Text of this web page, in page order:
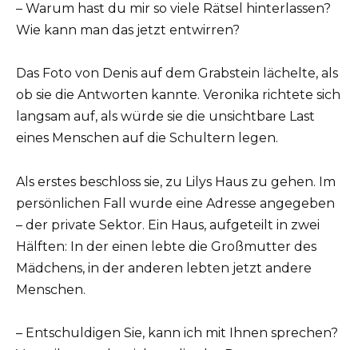
– Warum hast du mir so viele Rätsel hinterlassen?
Wie kann man das jetzt entwirren?
Das Foto von Denis auf dem Grabstein lächelte, als
ob sie die Antworten kannte. Veronika richtete sich
langsam auf, als würde sie die unsichtbare Last
eines Menschen auf die Schultern legen.
Als erstes beschloss sie, zu Lilys Haus zu gehen. Im
persönlichen Fall wurde eine Adresse angegeben
– der private Sektor. Ein Haus, aufgeteilt in zwei
Hälften: In der einen lebte die Großmutter des
Mädchens, in der anderen lebten jetzt andere
Menschen.
– Entschuldigen Sie, kann ich mit Ihnen sprechen?